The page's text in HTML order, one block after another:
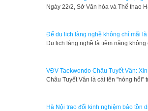
Ngày 22/2, Sở Văn hóa và Thể thao
Để du lịch làng nghề không chỉ mãi
Du lịch làng nghề là tiềm năng
VĐV Taekwondo Châu Tuyết Vân:
Châu Tuyết Vân là cái tên "nóng
Hà Nội trao đổi kinh nghiệm bảo tồn